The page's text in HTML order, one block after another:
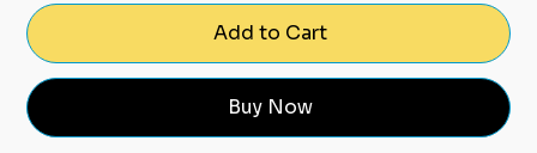
Add to Cart
Buy Now